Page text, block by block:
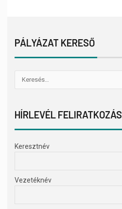
PÁLYÁZAT KERESŐ
HÍRLEVÉL FELIRATKOZÁS
Keresztnév
Vezetéknév